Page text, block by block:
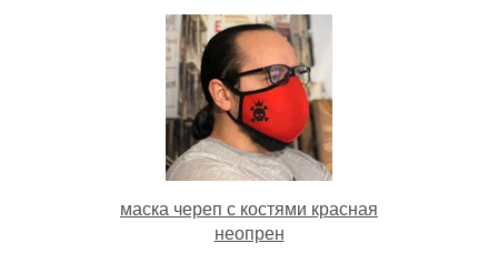
маска череп с костями красная
неопрен